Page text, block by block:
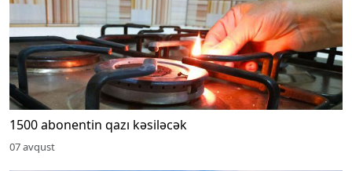
1500 abonentin qazı kəsiləcək
07 avqust